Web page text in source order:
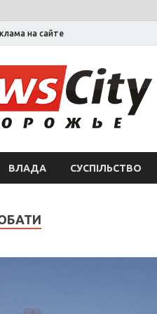
на сайте
ВЛАДА СУСПІЛЬСТВО